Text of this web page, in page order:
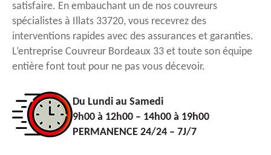
satisfaire. En embauchant un de nos couvreurs
spécialistes à Illats 33720, vous recevrez des
interventions rapides avec des assurances et garanties.
L’entreprise Couvreur Bordeaux 33 et toute son équipe
entière font tout pour ne pas vous décevoir.
Du Lundi au Samedi
9h00 à 12h00 – 14h00 à 19h00
PERMANENCE 24/24 – 7J/7